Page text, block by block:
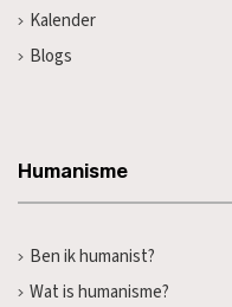
Kalender
Blogs
Humanisme
Ben ik humanist?
Wat is humanisme?